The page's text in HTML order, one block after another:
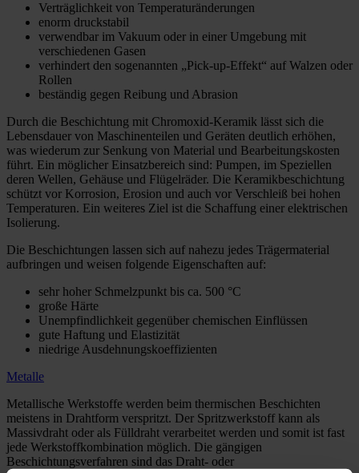
Verträglichkeit von Temperaturänderungen
enorm druckstabil
verwendbar im Vakuum oder in einer Umgebung mit
verschiedenen Gasen
verhindert den sogenannten „Pick-up-Effekt“ auf Walzen oder
Rollen
beständig gegen Reibung und Abrasion
Durch die Beschichtung mit Chromoxid-Keramik lässt sich die
Lebensdauer von Maschinenteilen und Geräten deutlich erhöhen,
was wiederum zur Senkung von Material und Bearbeitungskosten
führt. Ein möglicher Einsatzbereich sind: Pumpen, im Speziellen
deren Wellen, Gehäuse und Flügelräder. Die Keramikbeschichtung
schützt vor Korrosion, Erosion und auch vor Verschleiß bei hohen
Temperaturen. Ein weiteres Ziel ist die Schaffung einer elektrischen
Isolierung.
Die Beschichtungen lassen sich auf nahezu jedes Trägermaterial
aufbringen und weisen folgende Eigenschaften auf:
sehr hoher Schmelzpunkt bis ca. 500 °C
große Härte
Unempfindlichkeit gegenüber chemischen Einflüssen
gute Haftung und Elastizität
niedrige Ausdehnungskoeffizienten
Metalle
Metallische Werkstoffe werden beim thermischen Beschichten
meistens in Drahtform verspritzt. Der Spritzwerkstoff kann als
Massivdraht oder als Fülldraht verarbeitet werden und somit ist fast
jede Werkstoffkombination möglich. Die gängigen
Beschichtungsverfahren sind das Draht- oder